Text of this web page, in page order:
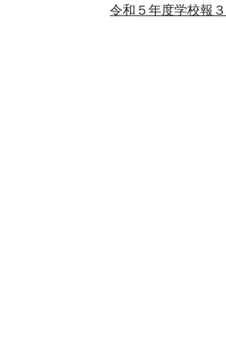
令和５年度学校報